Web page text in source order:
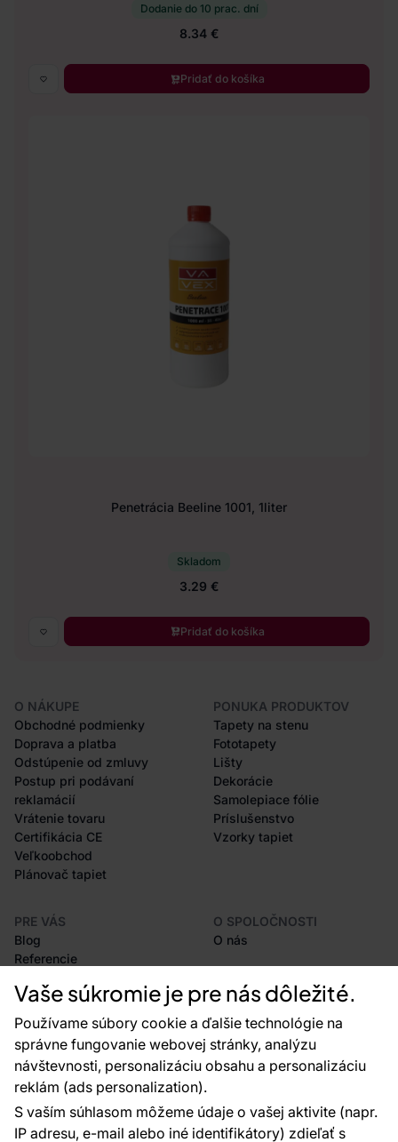
Vaše súkromie je pre nás dôležité.
Používame súbory cookie a ďalšie technológie na
správne fungovanie webovej stránky, analýzu
návštevnosti, personalizáciu obsahu a personalizáciu
reklám (ads personalization).
S vaším súhlasom môžeme údaje o vašej aktivite (napr.
IP adresu, e-mail alebo iné identifikátory) zdieľať s
Dodanie do 10 prac. dní
8.34 €
Pridať do košíka
Penetrácia Beeline 1001, 1liter
Skladom
3.29 €
Pridať do košíka
O NÁKUPE
Obchodné podmienky
Doprava a platba
Odstúpenie od zmluvy
Postup pri podávaní
reklamácií
Vrátenie tovaru
Certifikácia CE
Veľkoobchod
Plánovač tapiet
PONUKA PRODUKTOV
Tapety na stenu
Fototapety
Lišty
Dekorácie
Samolepiace fólie
Príslušenstvo
Vzorky tapiet
PRE VÁS
Blog
Referencie
Rady a tipy
Najčastejšie otázky
O SPOLOČNOSTI
O nás
Kontakty
Sme tu pre vás 24 hodín denne, 7 dní v
týždni